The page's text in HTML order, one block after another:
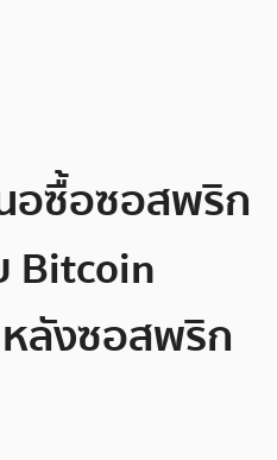
อซื้อซอสพริก
Bitcoin
ลังซอสพริก